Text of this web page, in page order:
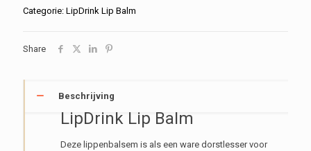
aantal
Categorie: LipDrink Lip Balm
Share
Beschrijving
LipDrink Lip Balm
Deze lippenbalsem is als een ware dorstlesser voor